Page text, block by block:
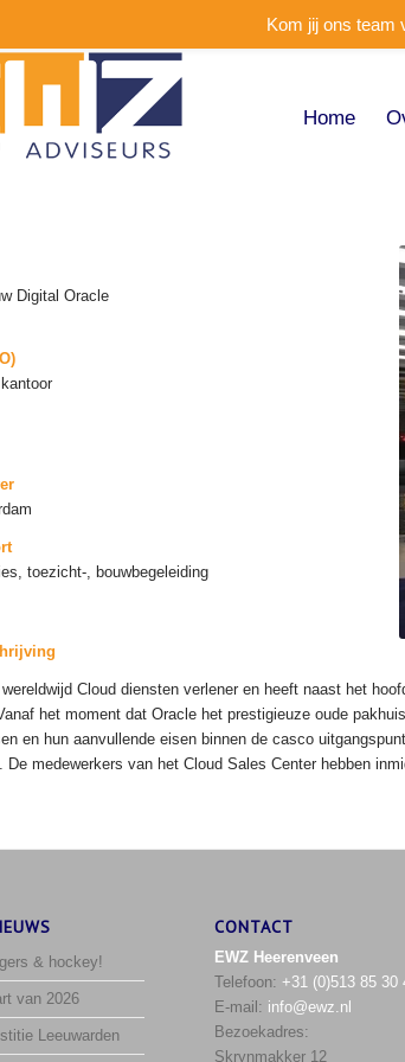
Home
Digital Oracle
toezicht-, bouwbegeleiding
Cloud diensten verlener en heeft naast het
het moment dat Oracle het prestigieuze oude
en hun aanvullende eisen binnen de casco
De medewerkers van het Cloud Sales Center hebben
& hockey!
van 2026
Leeuwarden
CONTACT
EWZ Heerenveen
Telefoon: +31 (0)513 85 30
E-mail: info@ewz.nl
Bezoekadres:
Skrynmakker 12
Kom jij ons team